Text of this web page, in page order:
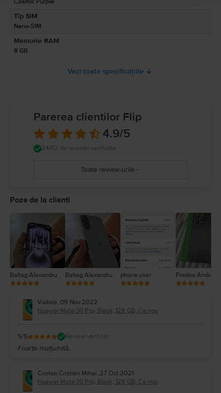
Informatii privind avertismentele de siguranta cu privire la produs.
A se citi manualul
Tip SIM
Nano-SIM
Memorie RAM
8 GB
Vezi toate specificațiile
Parerea clientilor Flip
4.9/5
24412 de recenzii verificate
Toate review-urile
Poze de la clienti
Baltag Alexandru Baltag Alexandru phone user Predea Andreea
Violeta ,09 Nov 2022
Huawei Mate 30 Pro, Black, 128 GB, Ca nou
5/5 Review verificat
Foarte mulțumită.
Costea Cristian Mihai ,27 Oct 2021
Huawei Mate 30 Pro, Black, 128 GB, Ca nou